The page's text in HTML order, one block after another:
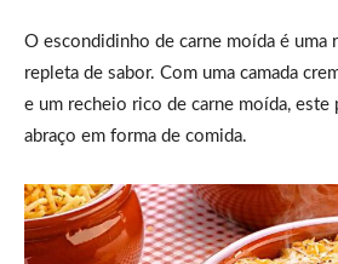
O escondidinho de carne moída é uma
repleta de sabor. Com uma camada
e um recheio rico de carne moída, este
abraço em forma de comida.